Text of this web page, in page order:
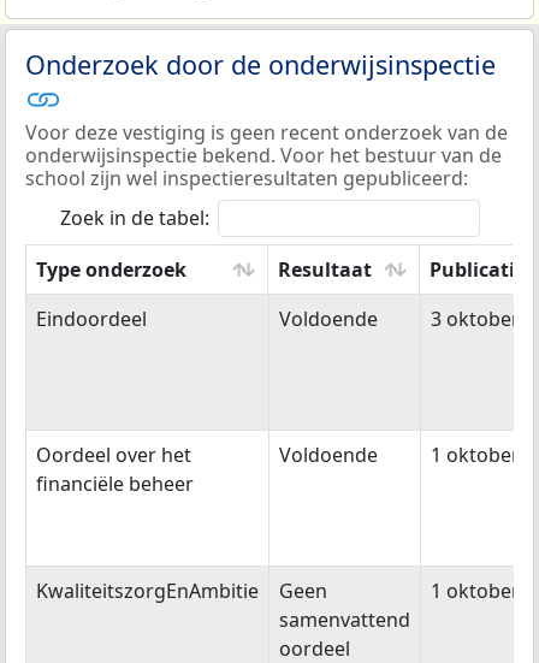
Onderzoek door de onderwijsinspectie
Voor deze vestiging is geen recent onderzoek van de
onderwijsinspectie bekend. Voor het bestuur van de
school zijn wel inspectieresultaten gepubliceerd:
Zoek in de tabel:
Type onderzoek
Resultaat
Type onderzoek
Resultaat
Eindoordeel Voldoende 3 oktober
Oordeel over het
financiële beheer
Voldoende 1 oktober
KwaliteitszorgEnAmbitie
Geen
samenvattend
oordeel
1 oktober